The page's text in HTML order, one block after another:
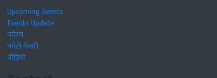
Upcoming Events
Events Update
फोरम
फोटो गैलरी
वीडियो